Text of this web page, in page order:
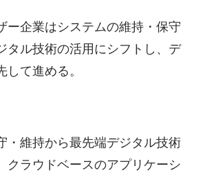
ー企業はシステムの維持・保守
タル技術の活用にシフトし、デ
して進める。
・維持から最先端デジタル技術
クラウドベースのアプリケーシ